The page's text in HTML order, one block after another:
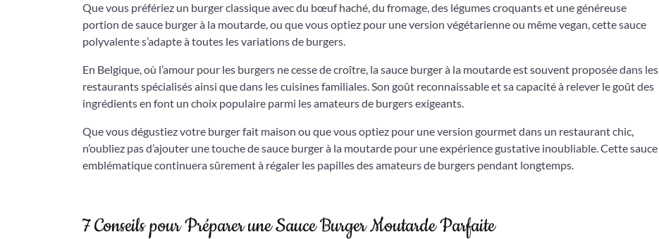
Que vous préfériez un burger classique avec du bœuf haché, du fromage, des légumes croquants et une généreuse
portion de sauce burger à la moutarde, ou que vous optiez pour une version végétarienne ou même vegan, cette sauce
polyvalente s’adapte à toutes les variations de burgers.
En Belgique, où l’amour pour les burgers ne cesse de croître, la sauce burger à la moutarde est souvent proposée dans les
restaurants spécialisés ainsi que dans les cuisines familiales. Son goût reconnaissable et sa capacité à relever le goût des
ingrédients en font un choix populaire parmi les amateurs de burgers exigeants.
Que vous dégustiez votre burger fait maison ou que vous optiez pour une version gourmet dans un restaurant chic,
n’oubliez pas d’ajouter une touche de sauce burger à la moutarde pour une expérience gustative inoubliable. Cette sauce
emblématique continuera sûrement à régaler les papilles des amateurs de burgers pendant longtemps.
7 Conseils pour Préparer une Sauce Burger Moutarde Parfaite